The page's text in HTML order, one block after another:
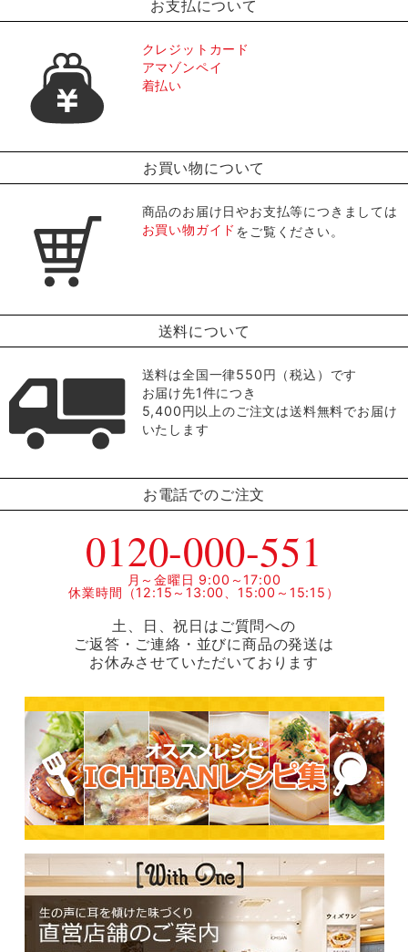
お支払について
クレジットカード
アマゾンペイ
着払い
お買い物について
商品のお届け日やお支払等につきましては
お買い物ガイド をご覧ください。
送料について
送料は全国一律550円（税込）です
お届け先1件につき
5,400円以上のご注文は送料無料でお届け
いたします
お電話でのご注文
0120-000-551
月～金曜日 9:00～17:00
休業時間（12:15～13:00、15:00～15:15）
土、日、祝日はご質問への
ご返答・ご連絡・並びに商品の発送は
お休みさせていただいております